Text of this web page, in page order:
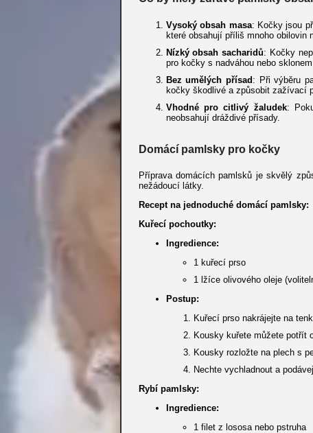
Vysoký obsah masa: Kočky jsou
které obsahují příliš mnoho obilovin
Nízký obsah sacharidů: Kočky
pro kočky s nadváhou nebo
Bez umělých přísad: Při výběru
kočky škodlivé a způsobit zažívací
Vhodné pro citlivý žaludek:
neobsahují dráždivé přísady.
Domácí pamlsky pro kočky
Příprava domácích pamlsků je skvělý
nežádoucí látky.
Recept na jednoduché domácí pamlsky:
Kuřecí pochoutky:
Ingredience:
1 kuřecí prso
1 lžíce olivového oleje
Postup:
Kuřecí prso nakrájejte na
Kousky kuřete můžete potřít
Kousky rozložte na plech s
Nechte vychladnout a
Rybí pamlsky:
Ingredience:
1 filet z lososa nebo pstruha